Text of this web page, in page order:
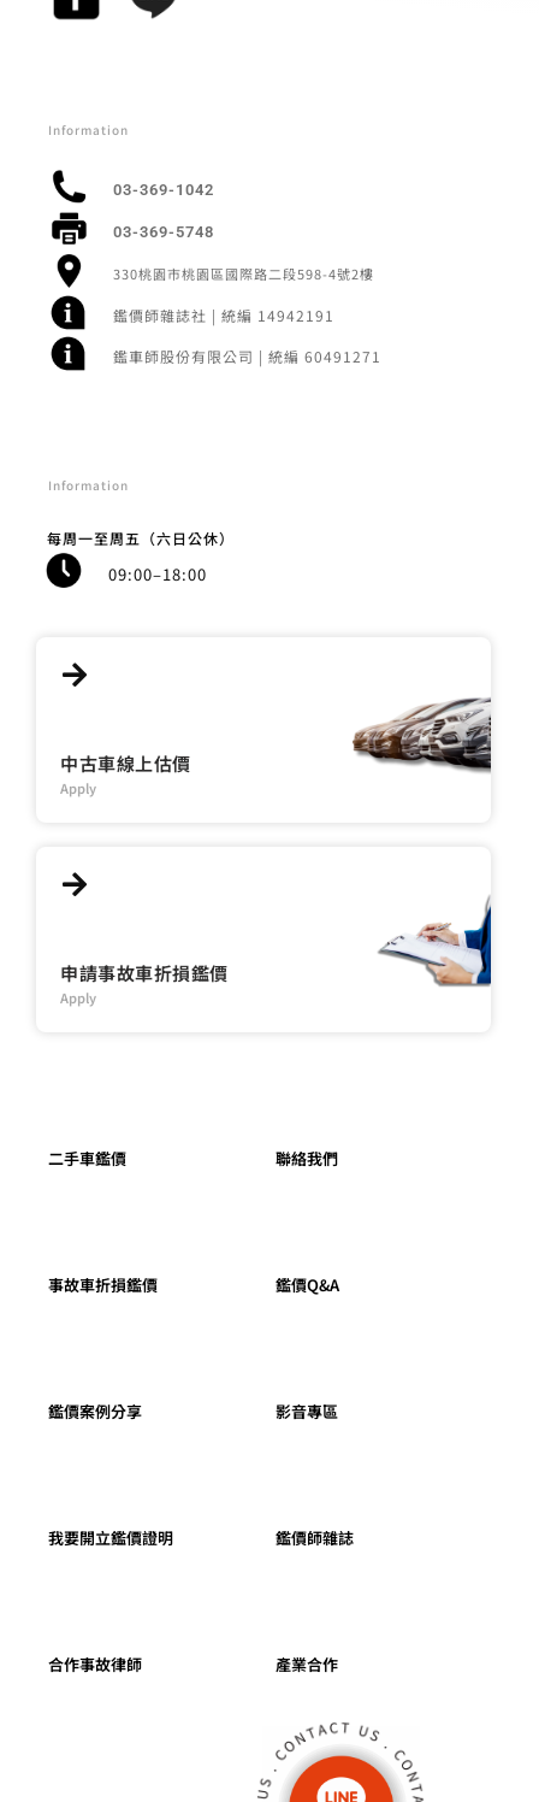
中古車線上估價
Apply
申請事故車折損鑑價
Apply
二手車鑑價
事故車折損鑑價
鑑價案例分享
我要開立鑑價證明
合作事故律師
聯絡我們
鑑價Q&A
影音專區
鑑價師雜誌
產業合作
Information
03-369-1042
03-369-5748
330桃園市桃園區國際路二段598-4號2樓
鑑價師雜誌社 | 統編 14942191
鑑車師股份有限公司 | 統編 60491271
Information
每周一至周五（六日公休）
09:00–18:00